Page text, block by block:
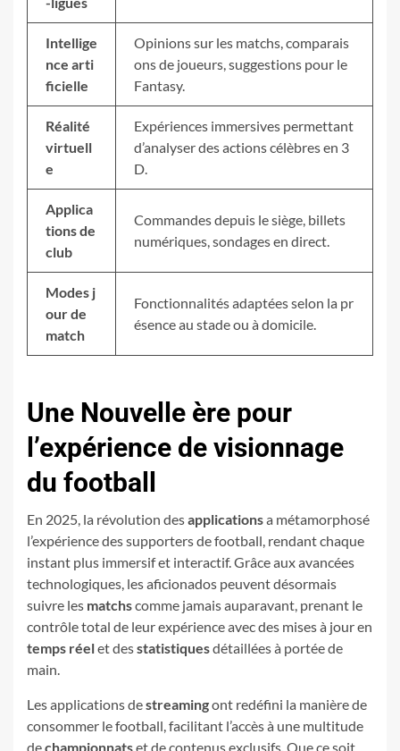
Intellige
nce arti
ficielle
Opinions sur les matchs, comparais
ons de joueurs, suggestions pour le
Fantasy.
Réalité
virtuell
e
Expériences immersives permettant
d’analyser des actions célèbres en 3
D.
Applica
tions de
club
Commandes depuis le siège, billets
numériques, sondages en direct.
Modes j
our de
match
Fonctionnalités adaptées selon la pr
ésence au stade ou à domicile.
Une Nouvelle ère pour
l’expérience de visionnage
du football
En 2025, la révolution desapplicationsa métamorphosé
l’expérience des supporters de football, rendant chaque
instant plus immersif et interactif. Grâce aux avancées
technologiques, les aficionados peuvent désormais
suivre les matchscomme jamais auparavant, prenant le
contrôle total de leur expérience avec des mises à jour en
temps réelet desstatistiquesdétaillées à portée de
main.
Les applications destreamingont redéfini la manière de
consommer le football, facilitant l’accès à une multitude
dechampionnatset de contenus exclusifs. Que ce soit